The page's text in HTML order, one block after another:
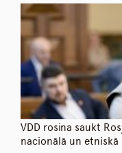
VDD rosina saukt
nacionālā un etniskā